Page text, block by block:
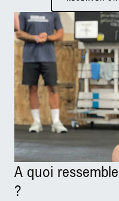
A quoi
?